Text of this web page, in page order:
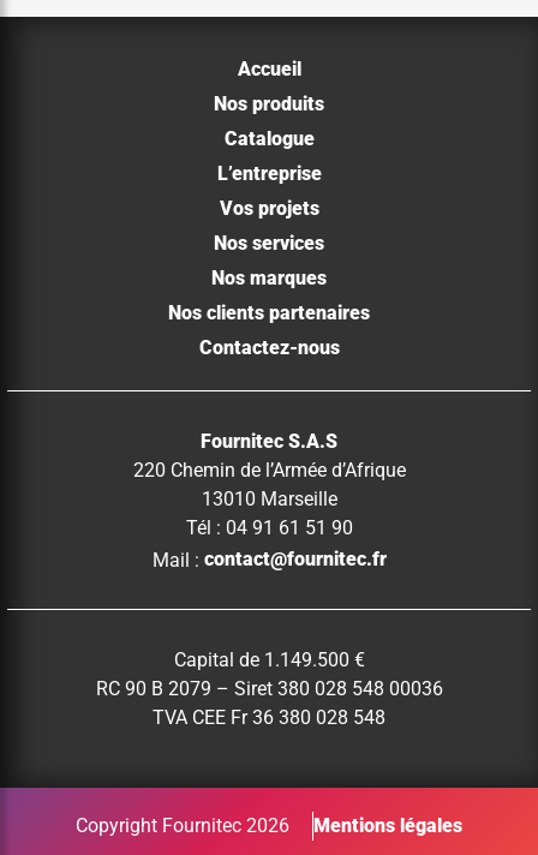
Accueil
Nos produits
Catalogue
L’entreprise
Vos projets
Nos services
Nos marques
Nos clients partenaires
Contactez-nous
Fournitec S.A.S
220 Chemin de l’Armée d’Afrique
13010 Marseille
Tél : 04 91 61 51 90
Mail : contact@fournitec.fr
Capital de 1.149.500 €
RC 90 B 2079 – Siret 380 028 548 00036
TVA CEE Fr 36 380 028 548
Copyright Fournitec 2026 Mentions légales